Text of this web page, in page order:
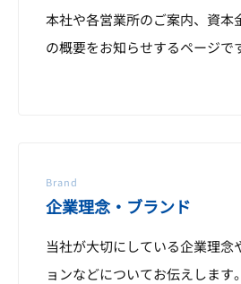
本社や各営業所のご案内、資本
の概要をお知らせするページで
Brand
企業理念・ブランド
当社が大切にしている企業理念
ョンなどについてお伝えします。